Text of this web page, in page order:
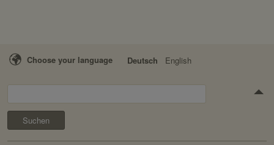
Choose your language Deutsch English